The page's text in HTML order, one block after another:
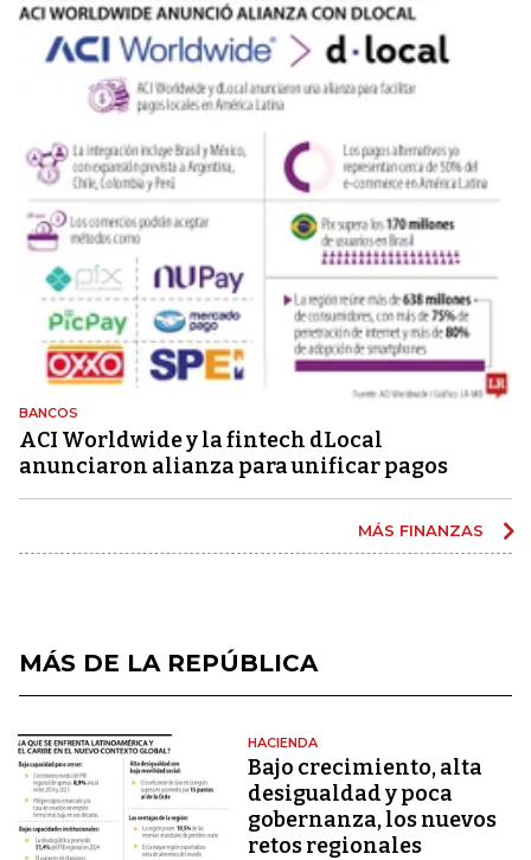
BANCOS
ACI Worldwide y la fintech dLocal
anunciaron alianza para unificar pagos
MÁS FINANZAS
MÁS DE LA REPÚBLICA
HACIENDA
Bajo crecimiento, alta
desigualdad y poca
gobernanza, los nuevos
retos regionales